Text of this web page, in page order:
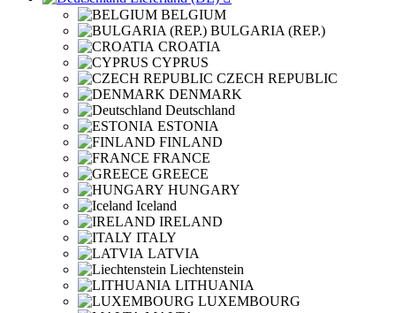
BELGIUM
BULGARIA (REP.)
CROATIA
CYPRUS
CZECH REPUBLIC
DENMARK
Deutschland
ESTONIA
FINLAND
FRANCE
GREECE
HUNGARY
Iceland
IRELAND
ITALY
LATVIA
Liechtenstein
LITHUANIA
LUXEMBOURG